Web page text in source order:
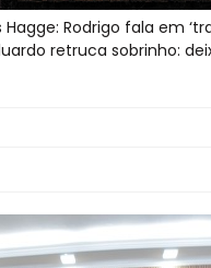
Rodrigo fala em
retruca sobrinho: